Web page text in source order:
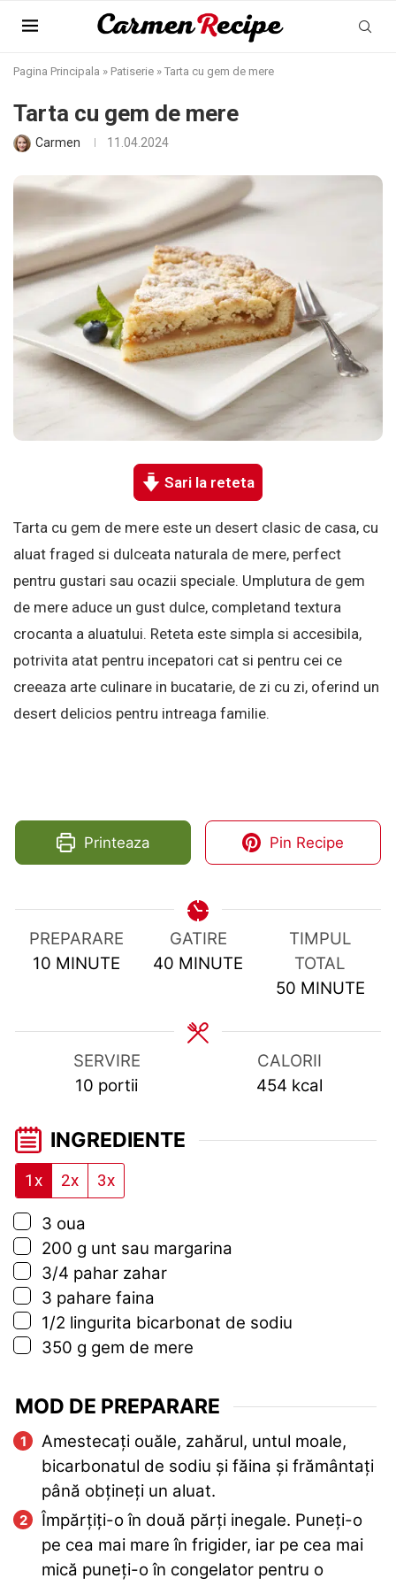
Pagina Principala » Patiserie » Tarta cu gem de mere
Tarta cu gem de mere
Carmen 11.04.2024
Sari la reteta
Tarta cu gem de mere este un desert clasic de casa, cu
aluat fraged si dulceata naturala de mere, perfect
pentru gustari sau ocazii speciale. Umplutura de gem
de mere aduce un gust dulce, completand textura
crocanta a aluatului. Reteta este simpla si accesibila,
potrivita atat pentru incepatori cat si pentru cei ce
creeaza arte culinare in bucatarie, de zi cu zi, oferind un
desert delicios pentru intreaga familie.
Printeaza Pin Recipe
PREPARARE
10MINUTES
MINUTE
GATIRE
40 MINUTES
MINUTE
TIMPUL
TOTAL
50MINUTES
MINUTE
SERVIRE
10 portii
CALORII
454 kcal
INGREDIENTE
1x 2x 3x
▢
3 oua
▢
200 g unt sau margarina
▢
3/4 pahar zahar
▢
3 pahare faina
▢
1/2 lingurita bicarbonat de sodiu
▢
350 g gem de mere
MOD DE PREPARARE
Amestecați ouăle, zahărul, untul moale,
bicarbonatul de sodiu și făina și frământați
până obțineți un aluat.
Împărțiți-o în două părți inegale. Puneți-o
pe cea mai mare în frigider, iar pe cea mai
mică puneți-o în congelator pentru o